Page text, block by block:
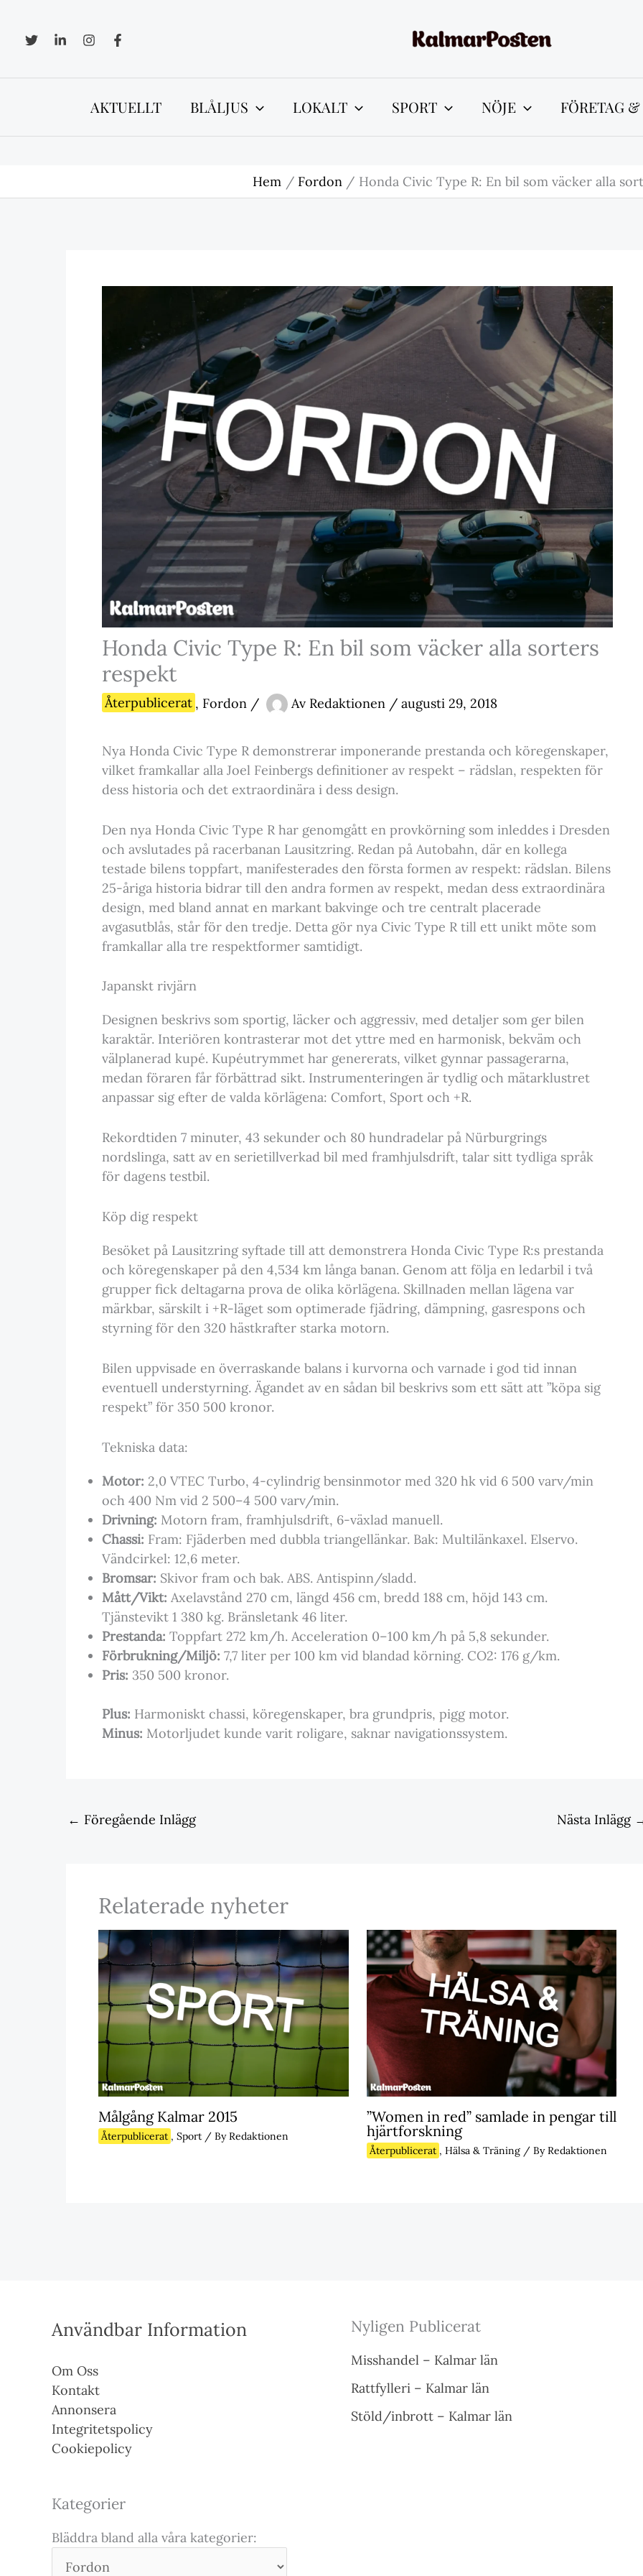
innehåll
AKTUELLT BLÅLJUS LOKALT SPORT NÖJE FÖRETAG
Hem Fordon Honda Civic Type R: En bil som väcker alla
Honda Civic Type R: En bil som väcker alla sorters
respekt
Återpublicerat , Fordon / Av Redaktionen / augusti 29, 2018
Nya Honda Civic Type R demonstrerar imponerande prestanda och köregenskaper,
vilket framkallar alla Joel Feinbergs definitioner av respekt – rädslan, respekten för
dess historia och det extraordinära i dess design.
Den nya Honda Civic Type R har genomgått en provkörning som inleddes i Dresden
och avslutades på racerbanan Lausitzring. Redan på Autobahn, där en kollega
testade bilens toppfart, manifesterades den första formen av respekt: rädslan. Bilens
25-åriga historia bidrar till den andra formen av respekt, medan dess extraordinära
design, med bland annat en markant bakvinge och tre centralt placerade
avgasutblås, står för den tredje. Detta gör nya Civic Type R till ett unikt möte som
framkallar alla tre respektformer samtidigt.
Japanskt rivjärn
Designen beskrivs som sportig, läcker och aggressiv, med detaljer som ger bilen
karaktär. Interiören kontrasterar mot det yttre med en harmonisk, bekväm och
välplanerad kupé. Kupéutrymmet har genererats, vilket gynnar passagerarna,
medan föraren får förbättrad sikt. Instrumenteringen är tydlig och mätarklustret
anpassar sig efter de valda körlägena: Comfort, Sport och +R.
Rekordtiden 7 minuter, 43 sekunder och 80 hundradelar på Nürburgrings
nordslinga, satt av en serietillverkad bil med framhjulsdrift, talar sitt tydliga språk
för dagens testbil.
Köp dig respekt
Besöket på Lausitzring syftade till att demonstrera Honda Civic Type R:s prestanda
och köregenskaper på den 4,534 km långa banan. Genom att följa en ledarbil i två
grupper fick deltagarna prova de olika körlägena. Skillnaden mellan lägena var
märkbar, särskilt i +R-läget som optimerade fjädring, dämpning, gasrespons och
styrning för den 320 hästkrafter starka motorn.
Bilen uppvisade en överraskande balans i kurvorna och varnade i god tid innan
eventuell understyrning. Ägandet av en sådan bil beskrivs som ett sätt att ”köpa sig
respekt” för 350 500 kronor.
Tekniska data:
Motor: 2,0 VTEC Turbo, 4-cylindrig bensinmotor med 320 hk vid 6 500 varv/min
och 400 Nm vid 2 500–4 500 varv/min.
Drivning: Motorn fram, framhjulsdrift, 6-växlad manuell.
Chassi: Fram: Fjäderben med dubbla triangellänkar. Bak: Multilänkaxel. Elservo.
Vändcirkel: 12,6 meter.
Bromsar: Skivor fram och bak. ABS. Antispinn/sladd.
Mått/Vikt: Axelavstånd 270 cm, längd 456 cm, bredd 188 cm, höjd 143 cm.
Tjänstevikt 1 380 kg. Bränsletank 46 liter.
Prestanda: Toppfart 272 km/h. Acceleration 0–100 km/h på 5,8 sekunder.
Förbrukning/Miljö: 7,7 liter per 100 km vid blandad körning. CO2: 176 g/km.
Pris: 350 500 kronor.
Plus: Harmoniskt chassi, köregenskaper, bra grundpris, pigg motor.
Minus: Motorljudet kunde varit roligare, saknar navigationssystem.
← Föregående Inlägg Nästa Inlägg
Relaterade nyheter
Målgång Kalmar 2015
Återpublicerat , Sport / ByRedaktionen
”Women in red” samlade in pengar till
hjärtforskning
Återpublicerat , Hälsa & Träning/ ByRedaktionen
Användbar Information
Om Oss
Kontakt
Annonsera
Integritetspolicy
Cookiepolicy
Kategorier
Bläddra bland alla våra kategorier:
Nyligen Publicerat
Misshandel – Kalmar län
Rattfylleri – Kalmar län
Stöld/inbrott – Kalmar län